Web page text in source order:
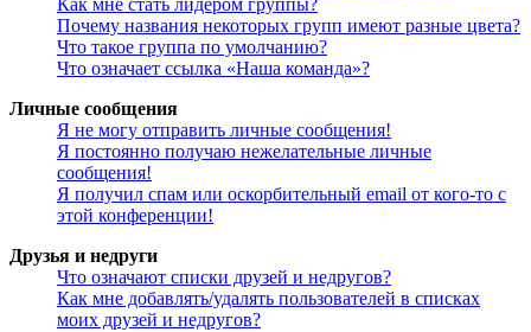
Как мне стать лидером группы?
Почему названия некоторых групп имеют разные цвета?
Что такое группа по умолчанию?
Что означает ссылка «Наша команда»?
Личные сообщения
Я не могу отправить личные сообщения!
Я постоянно получаю нежелательные личные
сообщения!
Я получил спам или оскорбительный email от кого-то с
этой конференции!
Друзья и недруги
Что означают списки друзей и недругов?
Как мне добавлять/удалять пользователей в списках
моих друзей и недругов?